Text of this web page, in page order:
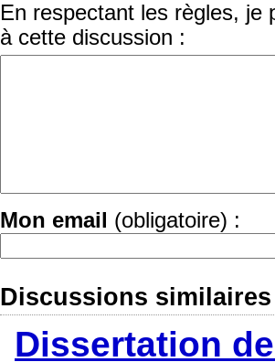
En respectant les règles, je
à cette discussion :
Mon email (obligatoire) :
Discussions similaires
Dissertation